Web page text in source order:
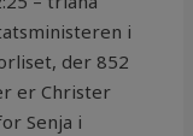
i
der 852
er Christer
Senja i